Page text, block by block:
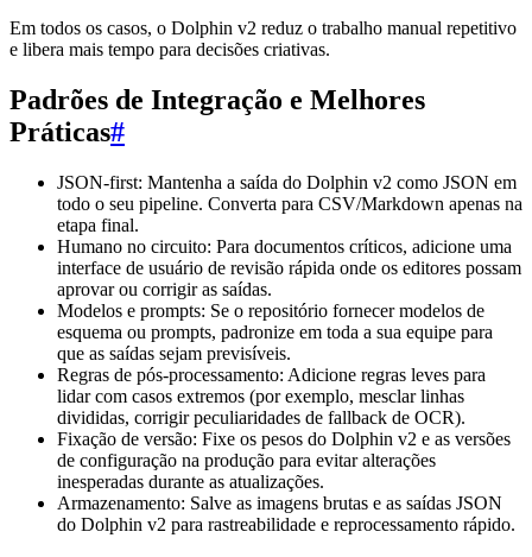
Em todos os casos, o Dolphin v2 reduz o trabalho manual repetitivo
e libera mais tempo para decisões criativas.
Padrões de Integração e Melhores
Práticas#
JSON-first: Mantenha a saída do Dolphin v2 como JSON em
todo o seu pipeline. Converta para CSV/Markdown apenas na
etapa final.
Humano no circuito: Para documentos críticos, adicione uma
interface de usuário de revisão rápida onde os editores possam
aprovar ou corrigir as saídas.
Modelos e prompts: Se o repositório fornecer modelos de
esquema ou prompts, padronize em toda a sua equipe para
que as saídas sejam previsíveis.
Regras de pós-processamento: Adicione regras leves para
lidar com casos extremos (por exemplo, mesclar linhas
divididas, corrigir peculiaridades de fallback de OCR).
Fixação de versão: Fixe os pesos do Dolphin v2 e as versões
de configuração na produção para evitar alterações
inesperadas durante as atualizações.
Armazenamento: Salve as imagens brutas e as saídas JSON
do Dolphin v2 para rastreabilidade e reprocessamento rápido.